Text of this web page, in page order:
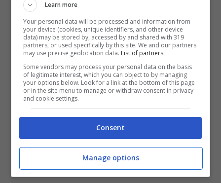
frontale da
riprendere video fino alFull HD a 30 FPS.
Learn more
Your personal data will be processed and information from
your device (cookies, unique identifiers, and other device
data) may be stored by, accessed by and shared with 319
partners, or used specifically by this site. We and our partners
may use precise geolocation data. List of partners.
Some vendors may process your personal data on the basis
of legitimate interest, which you can object to by managing
your options below. Look for a link at the bottom of this page
or in the site menu to manage or withdraw consent in privacy
and cookie settings.
Consent
Manage options